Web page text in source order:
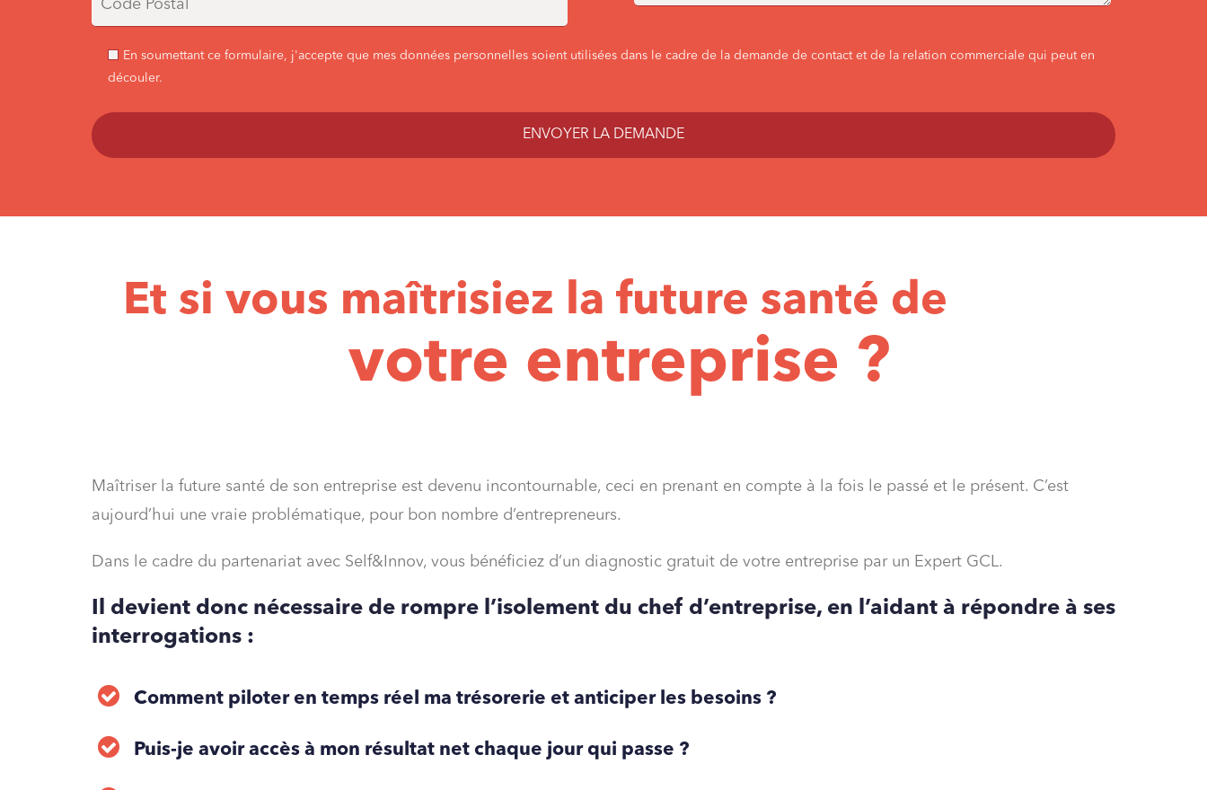
En soumettant ce formulaire, j'accepte que mes données personnelles soient utilisées dans le cadre de la demande de contact et de la relation commerciale qui peut en
découler.
Et si vous maîtrisiez la future santé de
votre entreprise ?
Maîtriser la future santé de son entreprise est devenu incontournable, ceci en prenant en compte à la fois le passé et le présent. C’est
aujourd’hui une vraie problématique, pour bon nombre d’entrepreneurs.
Dans le cadre du partenariat avec Self&Innov, vous bénéficiez d’un diagnostic gratuit de votre entreprise par un Expert GCL.
Il devient donc nécessaire de rompre l’isolement du chef d’entreprise, en l’aidant à répondre à ses
interrogations :
Comment piloter en temps réel ma trésorerie et anticiper les besoins ?
Puis-je avoir accès à mon résultat net chaque jour qui passe ?